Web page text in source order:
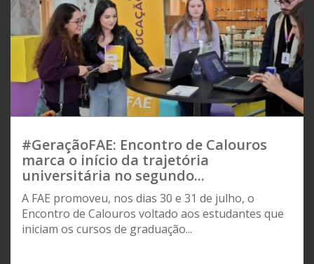
#GeraçãoFAE: Encontro de Calouros
marca o início da trajetória
universitária no segundo...
A FAE promoveu, nos dias 30 e 31 de julho, o
Encontro de Calouros voltado aos estudantes que
iniciam os cursos de graduação...